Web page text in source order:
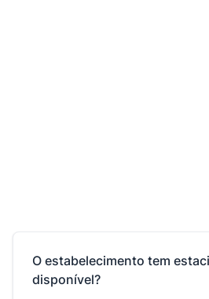
O estabelecimento tem
disponível?